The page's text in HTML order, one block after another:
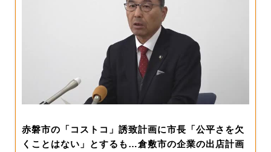
赤磐市の「コストコ」誘致計画に市長「公平さを欠
くことはない」とするも…倉敷市の企業の出店計画